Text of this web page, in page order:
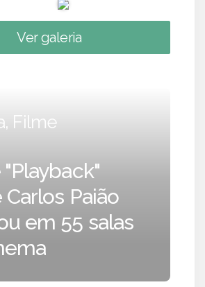
Ver galeria
Filme
Paião
em 55 salas